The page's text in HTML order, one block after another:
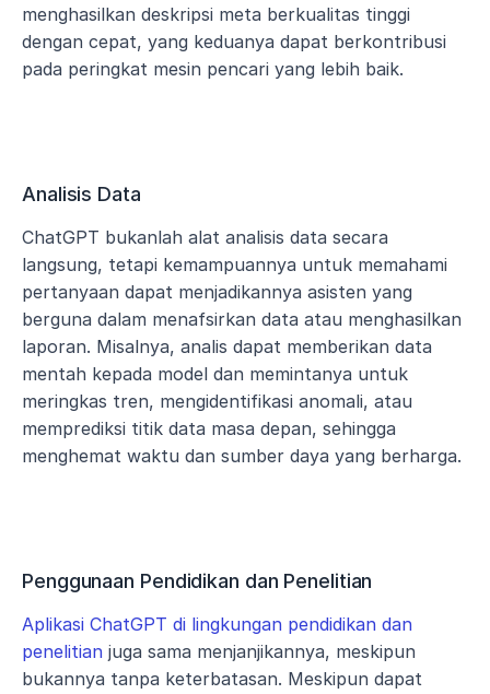
menghasilkan deskripsi meta berkualitas tinggi
dengan cepat, yang keduanya dapat berkontribusi
pada peringkat mesin pencari yang lebih baik.
Analisis Data
ChatGPT bukanlah alat analisis data secara
langsung, tetapi kemampuannya untuk memahami
pertanyaan dapat menjadikannya asisten yang
berguna dalam menafsirkan data atau menghasilkan
laporan. Misalnya, analis dapat memberikan data
mentah kepada model dan memintanya untuk
meringkas tren, mengidentifikasi anomali, atau
memprediksi titik data masa depan, sehingga
menghemat waktu dan sumber daya yang berharga.
Penggunaan Pendidikan dan Penelitian
Aplikasi ChatGPT di lingkungan pendidikan dan
penelitian juga sama menjanjikannya, meskipun
bukannya tanpa keterbatasan. Meskipun dapat